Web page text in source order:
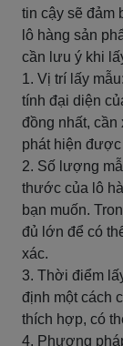
tin cậy sẽ đảm
lô hàng sản
cần lưu ý khi
1. Vị trí lấy
tính đại diện
đồng nhất, cần
phát hiện
2. Số lượng
thước của lô
bạn muốn.
đủ lớn để có
xác.
3. Thời điểm
định một cách
thích hợp, có
4. Phương